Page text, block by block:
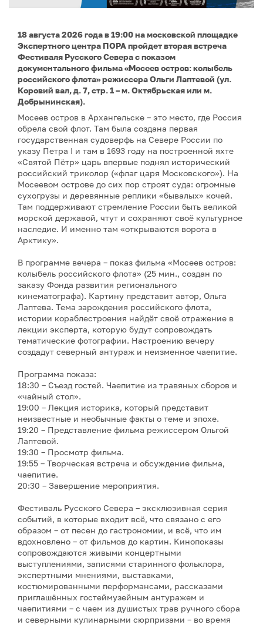
18 августа 2026 года в 19:00 на московской площадке
Экспертного центра ПОРА пройдет вторая встреча
Фестиваля Русского Севера с показом
документального фильма «Мосеев остров: колыбель
российского флота» режиссера Ольги Лаптевой (ул.
Коровий вал, д. 7, стр. 1 – м. Октябрьская или м.
Добрынинская).
Мосеев остров в Архангельске – это место, где Россия
обрела свой флот. Там была создана первая
государственная судоверфь на Севере России по
указу Петра I и там в 1693 году на построенной яхте
«Святой Пётр» царь впервые поднял исторический
российский триколор («флаг царя Московского»). На
Мосеевом острове до сих пор строят суда: огромные
сухогрузы и деревянные реплики «бывалых» кочей.
Там поддерживают стремление России быть великой
морской державой, чтут и сохраняют своё культурное
наследие. И именно там «открываются ворота в
Арктику».
В программе вечера – показ фильма «Мосеев остров:
колыбель российского флота» (25 мин., создан по
заказу Фонда развития регионального
кинематографа). Картину представит автор, Ольга
Лаптева. Тема зарождения российского флота,
истории кораблестроения найдёт своё отражение в
лекции эксперта, которую будут сопровождать
тематические фотографии. Настроению вечеру
создадут северный антураж и неизменное чаепитие.
Программа показа:
18:30 – Съезд гостей. Чаепитие из травяных сборов и
«чайный стол».
19:00 – Лекция историка, который представит
неизвестные и необычные факты о теме и эпохе.
19:20 – Представление фильма режиссером Ольгой
Лаптевой.
19:30 – Просмотр фильма.
19:55 – Творческая встреча и обсуждение фильма,
чаепитие.
20:30 – Завершение мероприятия.
Фестиваль Русского Севера – эксклюзивная серия
событий, в которые входит всё, что связано с его
образом – от песен до гастрономии, и всё, что им
вдохновлено – от фильмов до картин. Кинопоказы
сопровождаются живыми концертными
выступлениями, записями старинного фольклора,
экспертными мнениями, выставками,
костюмированными перформансами, рассказами
приглашённых гостеймузейным антуражем и
чаепитиями – с чаем из душистых трав ручного сбора
и северными кулинарными сюрпризами – во время